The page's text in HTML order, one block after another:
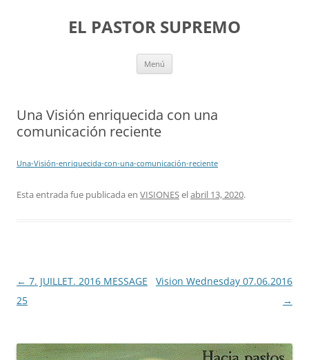
EL PASTOR SUPREMO
Menú
Una Visión enriquecida con una
comunicación reciente
Una-Visión-enriquecida-con-una-comunicación-reciente
Esta entrada fue publicada en VISIONESelabril 13, 2020.
Navegación
de
← 7. JUILLET. 2016 MESSAGE
25
Vision Wednesday 07.06.2016
→